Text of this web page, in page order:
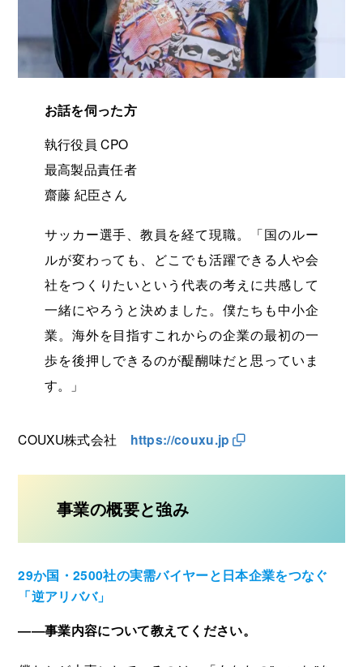
お話を伺った方
執行役員 CPO
最高製品責任者
齋藤 紀臣さん
サッカー選手、教員を経て現職。「国のルー
ルが変わっても、どこでも活躍できる人や会
社をつくりたいという代表の考えに共感して
一緒にやろうと決めました。僕たちも中小企
業。海外を目指すこれからの企業の最初の一
歩を後押しできるのが醍醐味だと思っていま
す。」
COUXU株式会社 https://couxu.jp
事業の概要と強み
29か国・2500社の実需バイヤーと日本企業をつなぐ
「逆アリババ」
――事業内容について教えてください。